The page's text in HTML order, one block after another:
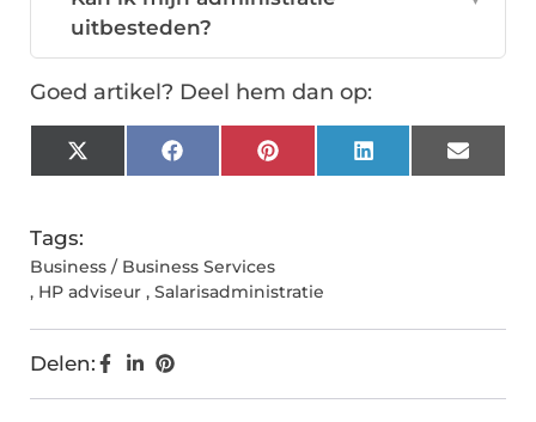
uitbesteden?
Goed artikel? Deel hem dan op:
X
(Twitter)
FacebookPinterestLinkedInEmail
Tags:
Business / Business Services
, HP adviseur , Salarisadministratie
Delen: